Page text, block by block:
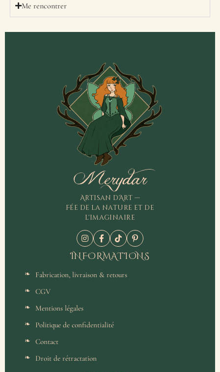
Me rencontrer
Merydar
Artisan d'Art —
Fée de la nature et de
l'imaginaire
INFORMATIONS
Fabrication, livraison & retours
CGV
Mentions légales
Politique de confidentialité
Contact
Droit de rétractation